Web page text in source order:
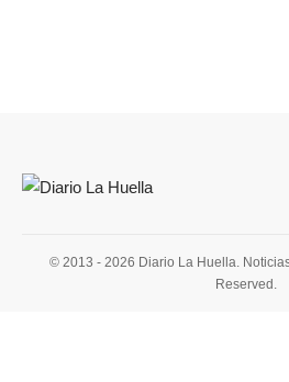
© 2013 - 2026 Diario La Huella.
Reserved.